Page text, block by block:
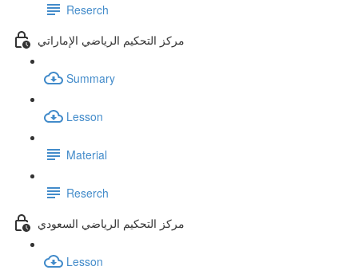
Reserch
مركز التحكيم الرياضي الإماراتي
Summary
Lesson
Material
Reserch
مركز التحكيم الرياضي السعودي
Lesson